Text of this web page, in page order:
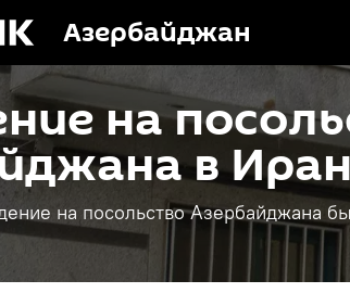
Азербайджан
на
в
на посольство Азербайджана